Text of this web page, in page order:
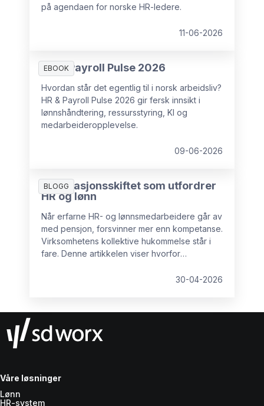
på agendaen for norske HR-ledere.
11-06-2026
EBOOK
HR & Payroll Pulse 2026
Hvordan står det egentlig til i norsk arbeidsliv?
HR & Payroll Pulse 2026 gir fersk innsikt i
lønnshåndtering, ressursstyring, KI og
medarbeideropplevelse.
09-06-2026
BLOGG
Generasjonsskiftet som utfordrer
HR og lønn
Når erfarne HR- og lønnsmedarbeidere går av
med pensjon, forsvinner mer enn kompetanse.
Virksomhetens kollektive hukommelse står i
fare. Denne artikkelen viser hvorfor
konsekvenser det får, og hva organisasjoner
30-04-2026
Våre løsninger
Lønn
HR-system